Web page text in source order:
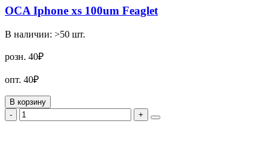
OCA Iphone xs 100um Feaglet
В наличии: >50 шт.
розн. 40₽
опт. 40₽
В корзину
-
+